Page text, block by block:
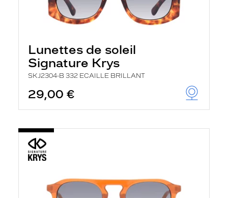
Lunettes de soleil
Signature Krys
SKJ2304-B 332 ECAILLE BRILLANT
29,00 €